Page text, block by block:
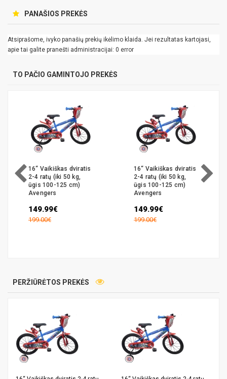
PANAŠIOS PREKĖS
Atsiprašome, ivyko panašių prekių ikėlimo klaida. Jei rezultatas kartojasi,
apie tai galite pranešti administracijai: 0 error
TO PAČIO GAMINTOJO PREKĖS
16“ Vaikiškas dviratis
2-4 ratų (iki 50 kg,
ūgis 100-125 cm)
Avengers
149.99€
199.00€
16“ Vaikiškas dviratis
2-4 ratų (iki 50 kg,
ūgis 100-125 cm)
Avengers
149.99€
199.00€
PERŽIŪRĖTOS PREKĖS